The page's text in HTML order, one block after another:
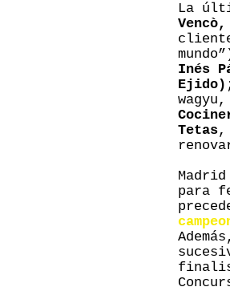
La
Inés
Ejido)
Tetas,
para